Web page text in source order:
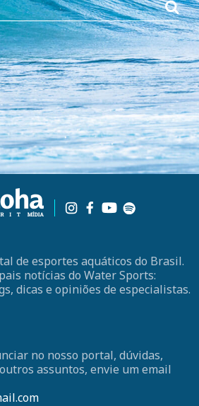
de esportes aquáticos do Brasil.
notícias do Water Sports:
dicas e opiniões de especialistas.
no nosso portal, dúvidas,
assuntos, envie um email